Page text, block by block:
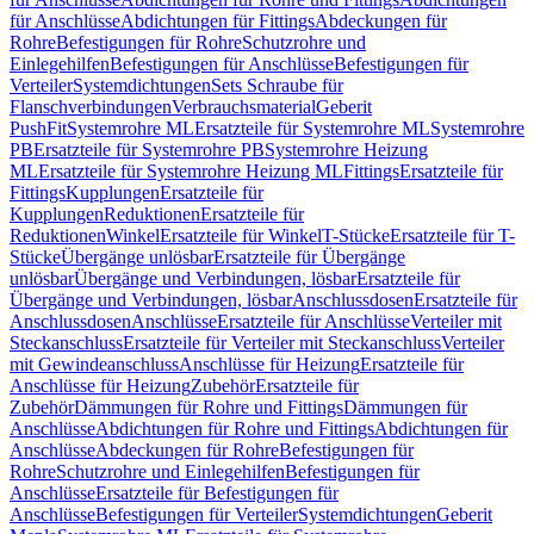
für AnschlüsseAbdichtungen für FittingsAbdeckungen für
RohreBefestigungen für RohreSchutzrohre und
EinlegehilfenBefestigungen für AnschlüsseBefestigungen für
VerteilerSystemdichtungenSets Schraube für
FlanschverbindungenVerbrauchsmaterialGeberit
PushFitSystemrohre MLErsatzteile für Systemrohre MLSystemrohre
PBErsatzteile für Systemrohre PBSystemrohre Heizung
MLErsatzteile für Systemrohre Heizung MLFittingsErsatzteile für
FittingsKupplungenErsatzteile für
KupplungenReduktionenErsatzteile für
ReduktionenWinkelErsatzteile für WinkelT-StückeErsatzteile für T-
StückeÜbergänge unlösbarErsatzteile für Übergänge
unlösbarÜbergänge und Verbindungen, lösbarErsatzteile für
Übergänge und Verbindungen, lösbarAnschlussdosenErsatzteile für
AnschlussdosenAnschlüsseErsatzteile für AnschlüsseVerteiler mit
SteckanschlussErsatzteile für Verteiler mit SteckanschlussVerteiler
mit GewindeanschlussAnschlüsse für HeizungErsatzteile für
Anschlüsse für HeizungZubehörErsatzteile für
ZubehörDämmungen für Rohre und FittingsDämmungen für
AnschlüsseAbdichtungen für Rohre und FittingsAbdichtungen für
AnschlüsseAbdeckungen für RohreBefestigungen für
RohreSchutzrohre und EinlegehilfenBefestigungen für
AnschlüsseErsatzteile für Befestigungen für
AnschlüsseBefestigungen für VerteilerSystemdichtungenGeberit